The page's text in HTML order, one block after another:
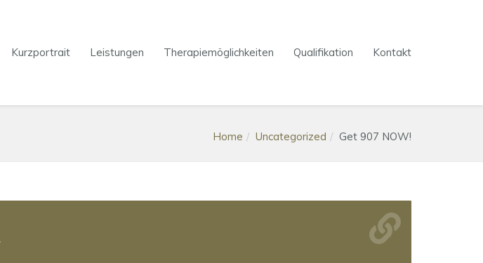
Kurzportrait Leistungen Therapiemöglichkeiten Qualifikation Kontakt
Home Uncategorized Get 907 NOW!